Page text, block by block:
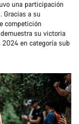
una participación
Gracias a su
competición
su victoria
en categoría sub